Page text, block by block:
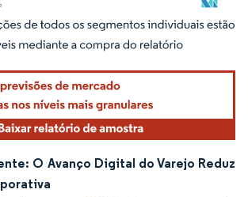
O reuso requer atribuição conforme CC BY 4.0.
O Avanço Digital do Varejo Reduz